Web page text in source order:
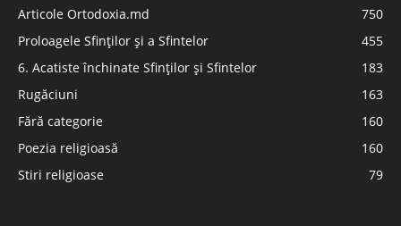
Articole Ortodoxia.md
750
Proloagele Sfinților și a Sfintelor
455
6. Acatiste închinate Sfinților și Sfintelor
183
Rugăciuni
163
Fără categorie
160
Poezia religioasă
160
Stiri religioase
79